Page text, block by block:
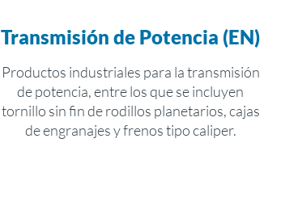
Transmisión de Potencia (EN)
Productos industriales para la transmisión
de potencia, entre los que se incluyen
tornillo sin fin de rodillos planetarios, cajas
de engranajes y frenos tipo caliper.